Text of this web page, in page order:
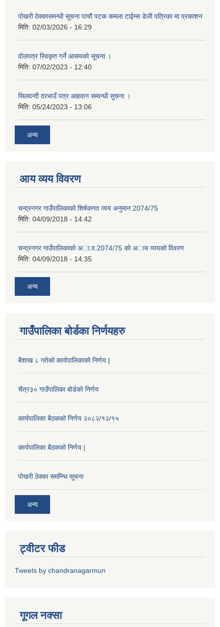
पोखरी ठेक्कासमन्धी सूचना पाचौ पटक कमला टाईम्स डेली पत्रिका मा प्रकाशन
मिति: 02/03/2026 - 16:29
वोलपत्र स्विकृत गर्ने आसयकाे सूचना ।
मिति: 07/02/2023 - 12:40
सिलवन्दी दरभाउँ पत्र आहवान सम्वन्धी सुचना ।
मिति: 05/24/2023 - 13:06
अन्य
आय व्यय विवरण
चन्द्रनगर गाउँपालिकाको शिर्षकगत व्यय अनुमान 2074/75
मिति: 04/09/2018 - 14:42
चन्द्रनगर गाउँपालिकाको अा‍‍‍.व.2074/75 को अाय व्ययको विवरण
मिति: 04/09/2018 - 14:35
अन्य
गाउँपालिका बोर्डका निर्णयहरु
बैशाख ८ गतेको कार्यपालिकाको निर्णय |
चैत्र३० गाउँपालिका बोर्डको निर्णय
कार्यपालिका बैठकको निर्णय २०८२/१२/१५
कार्यपालिका बैठकको निर्णय |
पोखरी ठेक्का समम्न्धि सूचना
अन्य
ट्वीटर फीड
Tweets by chandranagarmun
गूगल नक्सा